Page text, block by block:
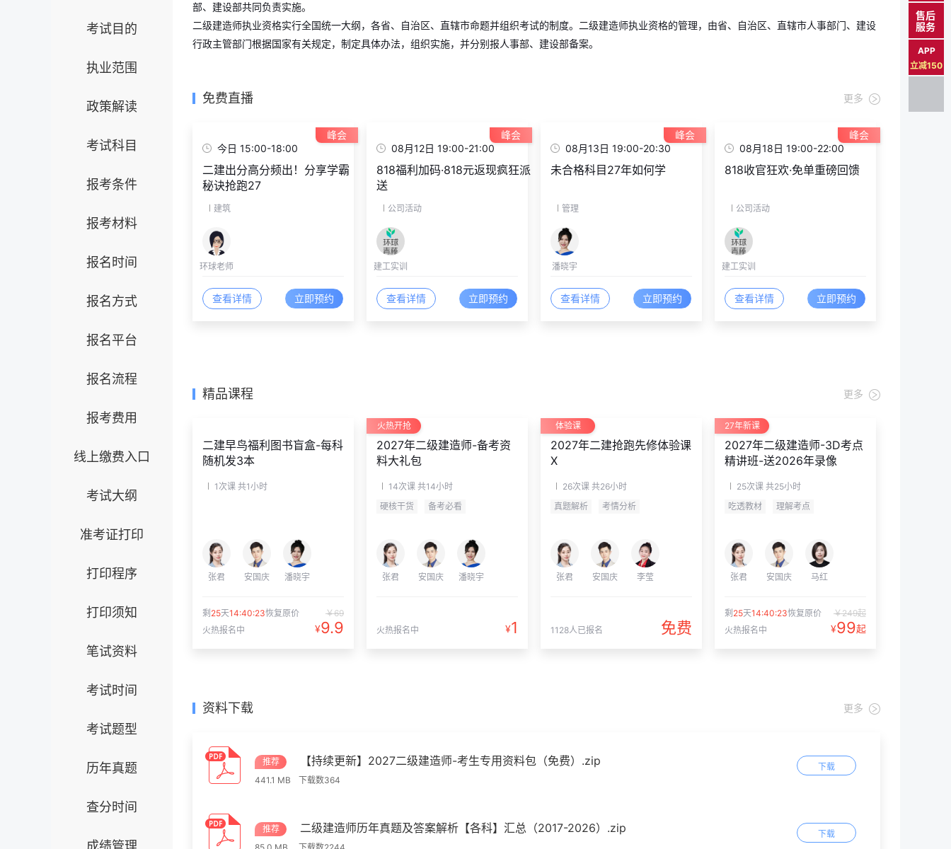
考试目的
执业范围
政策解读
考试科目
报考条件
报考材料
报名时间
报名方式
报名平台
报名流程
报考费用
线上缴费入口
考试大纲
准考证打印
打印程序
打印须知
笔试资料
考试时间
考试题型
历年真题
查分时间
成绩管理
部、建设部共同负责实施。
二级建造师执业资格实行全国统一大纲，各省、自治区、直辖市命题并组织考试的制度。二级建造师执业资格的管理，由省、自治区、直辖市人事部门、建设
行政主管部门根据国家有关规定，制定具体办法，组织实施，并分别报人事部、建设部备案。
免费直播 更多
峰会
二建出分高分频出！分享学霸
秘诀抢跑27
建筑
今日 15:00-18:00
环球老师
查看详情 立即预约
峰会
818福利加码·818元返现疯狂派
送
公司活动
08月12日 19:00-21:00
建工实训
查看详情 立即预约
峰会
未合格科目27年如何学
管理
08月13日 19:00-20:30
潘晓宇
查看详情 立即预约
峰会
818收官狂欢·免单重磅回馈
公司活动
08月18日 19:00-22:00
建工实训
查看详情 立即预约
精品课程 更多
二建早鸟福利图书盲盒-每科
随机发3本
1次课 共1小时
张君 安国庆 潘晓宇
剩 25天14:40:22恢复原价
￥69
火热报名中
¥9.9
火热开抢
2027年二级建造师-备考资
料大礼包
14次课 共14小时
硬核干货
备考必看
张君 安国庆 潘晓宇
火热报名中 ¥1
体验课
2027年二建抢跑先修体验课
X
26次课 共26小时
真题解析
考情分析
张君 安国庆 李莹
1128人已报名 免费
27年新课
2027年二级建造师-3D考点
精讲班-送2026年录像
25次课 共25小时
吃透教材
理解考点
张君 安国庆 马红
剩 25天14:40:22恢复原价
￥249起
火热报名中
¥99起
资料下载 更多
推荐 【持续更新】2027二级建造师-考生专用资料包（免费）.zip
441.1 MB 下载数364
下载
推荐 二级建造师历年真题及答案解析【各科】汇总（2017-2026）.zip 下载
售后
服务
APP
立减150
青青老师
在学习过程中有任何问题都可以和我讨论